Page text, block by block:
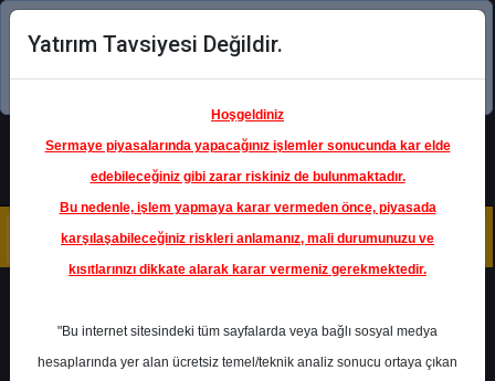
Şimdi uygulamayı indirin!
Yatırım Tavsiyesi Değildir.
Hoşgeldiniz
Sermaye piyasalarında yapacağınız işlemler sonucunda kar elde
edebileceğiniz gibi zarar riskiniz de bulunmaktadır.
Bu nedenle, işlem yapmaya karar vermeden önce, piyasada
karşılaşabileceğiniz riskleri anlamanız, mali durumunuzu ve
kısıtlarınızı dikkate alarak karar vermeniz gerekmektedir.
"Bu internet sitesindeki tüm sayfalarda veya bağlı sosyal medya
hesaplarında yer alan ücretsiz temel/teknik analiz sonucu ortaya çıkan